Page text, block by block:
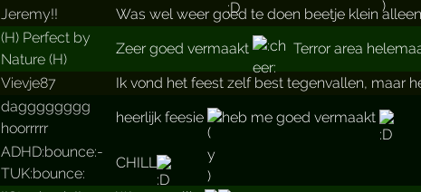
Jeremy!! Was wel weer goed te doen beetje klein alleen
(H) Perfect by
Nature (H)
Zeer goed vermaakt Terror area
Vievje87 Ik vond het feest zelf best tegenvallen, maar
dagggggggg
hoorrrrr
heerlijk feesie heb me goed vermaakt
ADHD:b­ounce:­
TUK:bo­unce:
CHILL